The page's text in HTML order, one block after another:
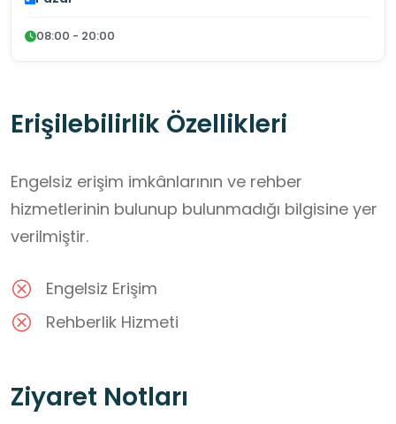
08:00 - 20:00
Erişilebilirlik Özellikleri
Engelsiz erişim imkânlarının ve rehber
hizmetlerinin bulunup bulunmadığı bilgisine yer
verilmiştir.
Engelsiz Erişim
Rehberlik Hizmeti
Ziyaret Notları